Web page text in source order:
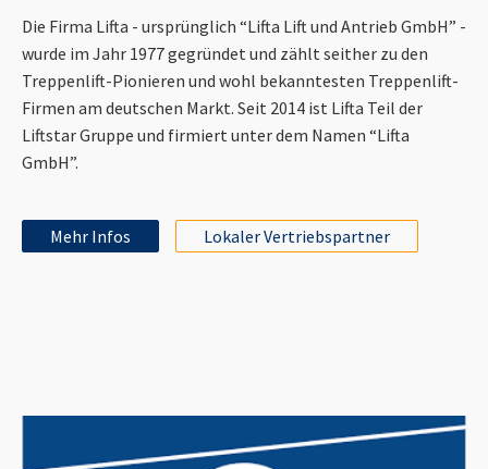
Die Firma Lifta - ursprünglich “Lifta Lift und Antrieb GmbH” -
wurde im Jahr 1977 gegründet und zählt seither zu den
Treppenlift-Pionieren und wohl bekanntesten Treppenlift-
Firmen am deutschen Markt. Seit 2014 ist Lifta Teil der
Liftstar Gruppe und firmiert unter dem Namen “Lifta
GmbH”.
Mehr Infos Lokaler Vertriebspartner